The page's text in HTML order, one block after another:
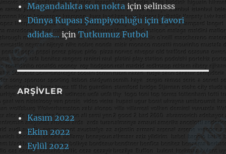
Magandalıkta son nokta içinselinsss
Dünya Kupası Şampiyonluğu için favori
adidas…içinTutkumuz Futbol
ARŞIVLER
Kasım 2022
Ekim 2022
Eylül 2022